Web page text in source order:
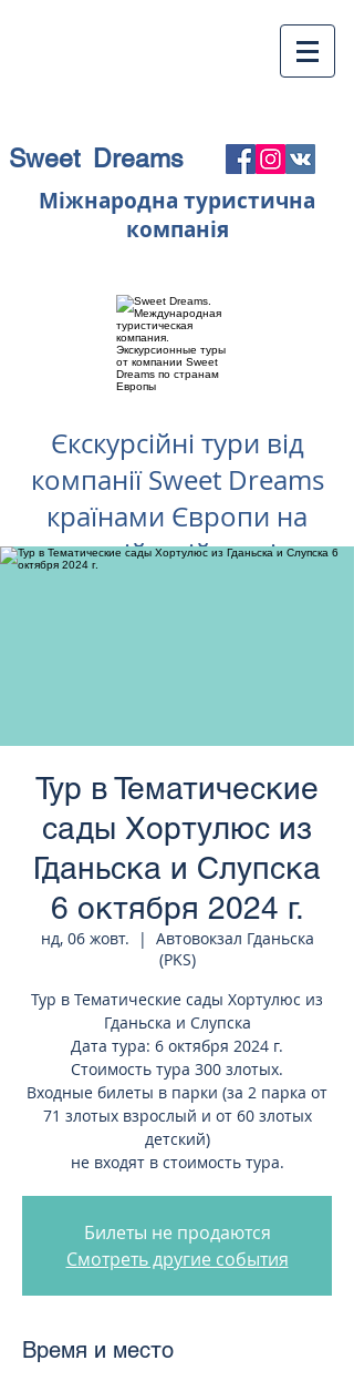
Sweet Dreams
Міжнародна туристична
компанія
Єкскурсійні тури від
компанії Sweet Dreams
країнами Європи на
російській мові
Тур в Тематические
сады Хортулюс из
Гданьска и Слупска
6 октября 2024 г.
нд, 06 жовт.
  |
Автовокзал Гданьска
(PKS)
Тур в Тематические сады Хортулюс из
Гданьска и Слупска
Дата тура: 6 октября 2024 г.
Стоимость тура 300 злотых.
Входные билеты в парки (за 2 парка от
71 злотых взрослый и от 60 злотых
детский)
не входят в стоимость тура.
Билеты не продаются
Смотреть другие события
Время и место